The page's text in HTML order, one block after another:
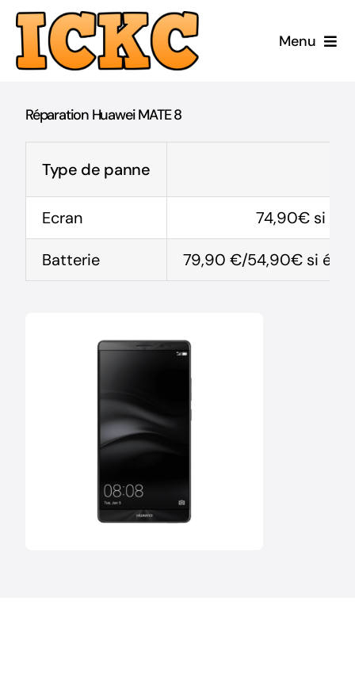
Passer
contenu
Menu
Acheter Reconditionné
ICKC
Réparation Huawei MATE 8
Type de panne
Ecran 74,90€ si
Batterie 79,90 €/54,90€ si